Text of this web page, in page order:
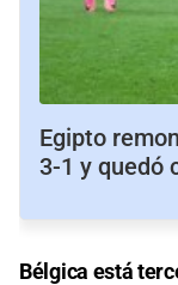
Egipto
3-1 y quedó
Bélgica está